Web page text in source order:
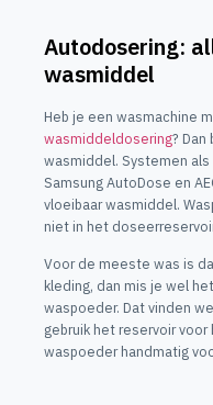
Autodosering:
wasmiddel
Heb je een wasmachine
wasmiddeldosering?
wasmiddel. Systemen als
Samsung AutoDose en
vloeibaar wasmiddel.
niet in het
Voor de meeste was is
kleding, dan mis je wel
waspoeder. Dat vinden
gebruik het reservoir
waspoeder handmatig